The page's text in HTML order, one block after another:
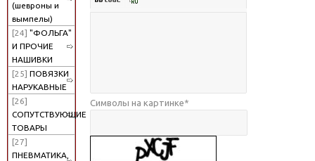
(шевроны и
вымпелы)
[24] "ФОЛЬГА"
И ПРОЧИЕ
НАШИВКИ
[25] ПОВЯЗКИ
НАРУКАВНЫЕ
[26]
СОПУТСТВУЮЩИЕ
ТОВАРЫ
[27]
ПНЕВМАТИКА,
Символы на картинке*